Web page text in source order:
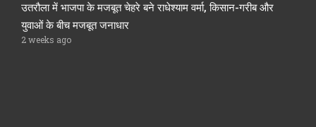
उतरौला में भाजपा के मजबूत चेहरे बने राधेश्याम वर्मा, किसान-गरीब और
युवाओं के बीच मजबूत जनाधार
2 weeks ago